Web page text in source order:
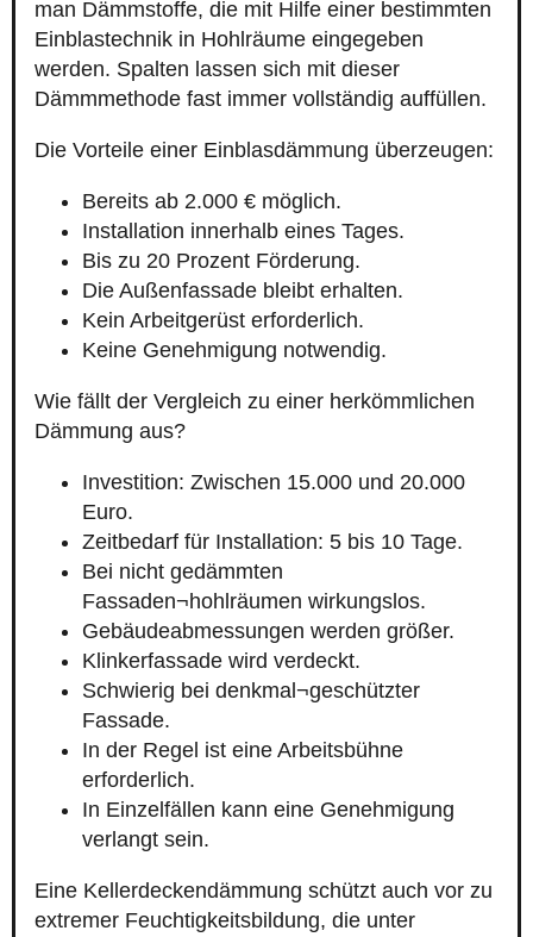
man Dämmstoffe, die mit Hilfe einer bestimmten
Einblastechnik in Hohlräume eingegeben
werden. Spalten lassen sich mit dieser
Dämmmethode fast immer vollständig auffüllen.
Die Vorteile einer Einblasdämmung überzeugen:
Bereits ab 2.000 € möglich.
Installation innerhalb eines Tages.
Bis zu 20 Prozent Förderung.
Die Außenfassade bleibt erhalten.
Kein Arbeitgerüst erforderlich.
Keine Genehmigung notwendig.
Wie fällt der Vergleich zu einer herkömmlichen
Dämmung aus?
Investition: Zwischen 15.000 und 20.000
Euro.
Zeitbedarf für Installation: 5 bis 10 Tage.
Bei nicht gedämmten
Fassaden¬hohlräumen wirkungslos.
Gebäudeabmessungen werden größer.
Klinkerfassade wird verdeckt.
Schwierig bei denkmal¬geschützter
Fassade.
In der Regel ist eine Arbeitsbühne
erforderlich.
In Einzelfällen kann eine Genehmigung
verlangt sein.
Eine Kellerdeckendämmung schützt auch vor zu
extremer Feuchtigkeitsbildung, die unter